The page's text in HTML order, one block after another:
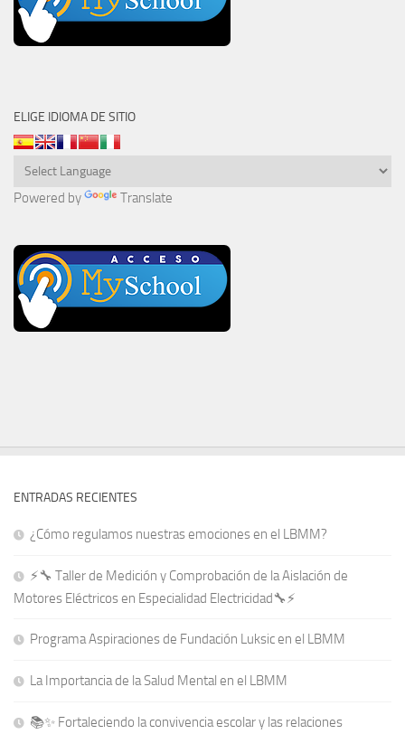
ELIGE IDIOMA DE SITIO
Powered by Translate
ENTRADAS RECIENTES
¿Cómo regulamos nuestras emociones en el LBMM?
⚡🔧 Taller de Medición y Comprobación de la Aislación de
Motores Eléctricos en Especialidad Electricidad🔧⚡
Programa Aspiraciones de Fundación Luksic en el LBMM
La Importancia de la Salud Mental en el LBMM
📚✨ Fortaleciendo la convivencia escolar y las relaciones